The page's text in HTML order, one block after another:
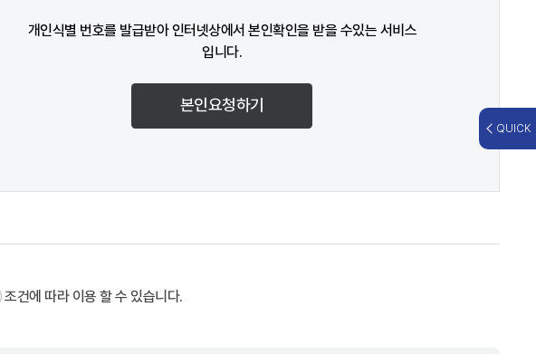
개인식별 번호를 발급받아 인터넷상에서 본인확인을 받을 수있는 서비스
입니다.
본인요청하기
조건에 따라 이용 할 수 있습니다.
QUICK